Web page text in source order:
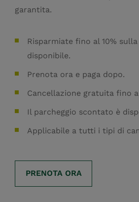
garantita.
Risparmiate fino al 10%
disponibile.
Prenota ora e paga dopo.
Cancellazione gratuita fino
Il parcheggio scontato è
Applicabile a tutti i tipi di
PRENOTA ORA